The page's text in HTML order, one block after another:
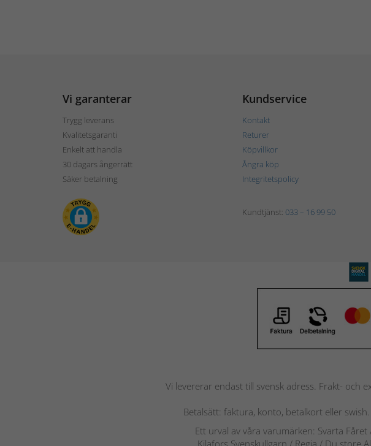
Vi garanterar
Trygg leverans
Kvalitetsgaranti
Enkelt att handla
30 dagars ångerrätt
Säker betalning
Kundservice
Kontakt
Returer
Köpvillkor
Ångra köp
Integritetspolicy
Kundtjänst: 033 – 16 99 50
Vi levererar endast till svensk adress. Frakt- och
Betalsätt: faktura, konto, betalkort eller
Ett urval av våra varumärken: Svarta